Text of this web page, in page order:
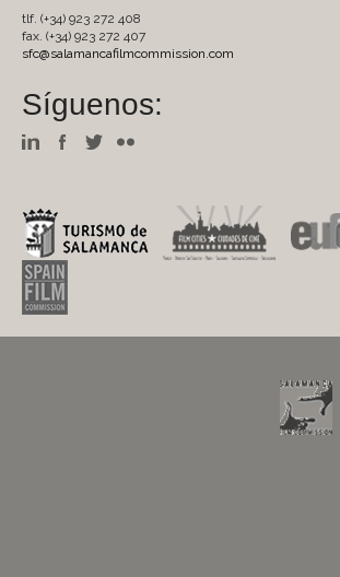
tlf. (+34) 923 272 408
fax. (+34) 923 272 407
sfc@salamancafilmcommission.com
Síguenos: